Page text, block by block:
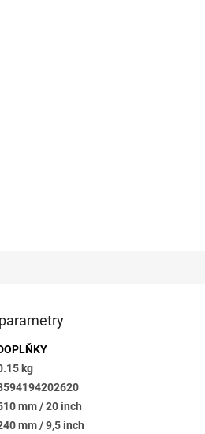
kg
mm / 20 inch
mm / 9,5 inch